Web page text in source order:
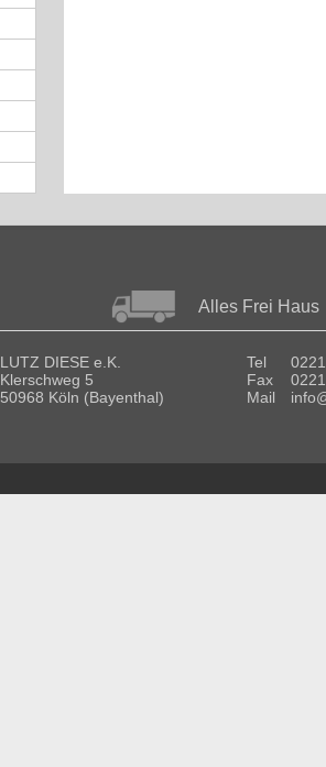
Alles Frei Haus
LUTZ DIESE e.K.
Klerschweg 5
50968 Köln (Bayenthal)
Tel
Fax
Mail